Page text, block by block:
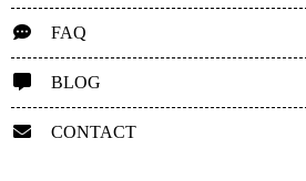
FAQ
BLOG
CONTACT